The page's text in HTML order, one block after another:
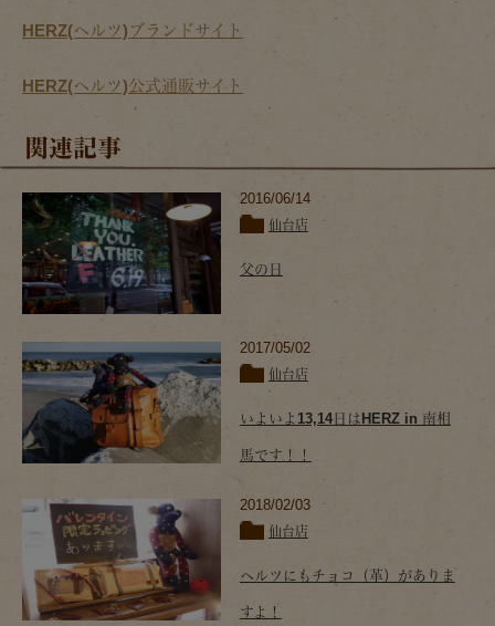
HERZ(ヘルツ)ブランドサイト
HERZ(ヘルツ)公式通販サイト
関連記事
2016/06/14
仙台店
父の日
2017/05/02
仙台店
いよいよ13,14日はHERZ in 南相
馬です！！
2018/02/03
仙台店
ヘルツにもチョコ（革）がありま
すよ！